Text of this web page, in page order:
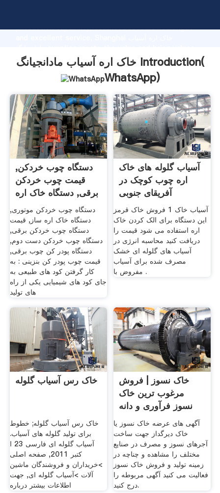
production capability, advanced research strength
to all of customers.
خاک اره آسیاب مادانجیانگ Introduction(
WhatsApp)
دستگاه چوب خردکن,
قیمت چوب خردکن
برقی, دستگاه خاک اره
دستگاه چوب خردکن موتوری,
دستگاه خاک اره ساز, قیمت
دستگاه چوب خردکن برقی,
دستگاه چوب خردکن دست دوم,
دستگاه پودر کن چوب برقی,
قیمت چوب پودر کن بنزینی : به
کار گرفتن کود های طبیعی به
جای کود های شیمیایی یکی از راه
های تولید
آسیاب گلوله های خاک
اره چوب کوچک در
آفریقای جنوبی
آسیاب خاک 1 فروش خاک قرمز
این دستگاه برای الک کردن خاک
اره استفاده می شود قیمت را
دریافت کنید محاسبه انرژی در
آسیاب های گلوله ای خشک
مصرف شده برای آسیاب
مفروض با .
خاک رس آسیاب گلوله
خاک رس آسیاب گلوله; خطوط
برای تولید گلوله های آسیاب.
آسیاب گلوله ای فارسی 23 ا
کتبر 2011, صفحه اصلی
>خریداران و فروشندگان ماشین
آلات >آسیاب گلوله ای, جهت
اطلاعات بیشتر درباره
خاک نسوز | فروش
مرغوب ترین خاک
نسوز فرآوری و دانه
بندی شده
آگهی های عرضه خاک نسوز یا
خاک دیرگداز جهت ساخت
آجرهای نسوز و مصرف در صنایع
مختلف را مشاهده و چناچه در
زمینه تولید و فروش خاک نسوز
فعالیت می کنید آگهی مربوطه را
درج کنید.